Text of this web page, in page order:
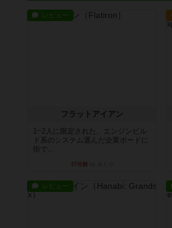
レビュー
フラットアイアン
1~2人に限定された、エンジンビル
ド系のシステム選んだ企業ボードに
街で...
27分前
レビュー